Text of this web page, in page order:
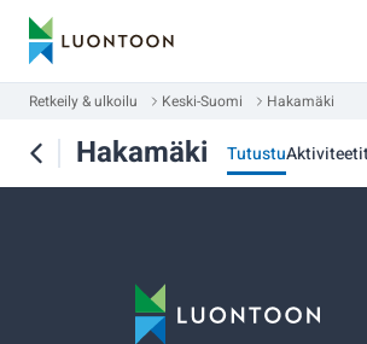
Retkeily & ulkoilu Keski-Suomi Hakamäki
Hakamäki Tutustu